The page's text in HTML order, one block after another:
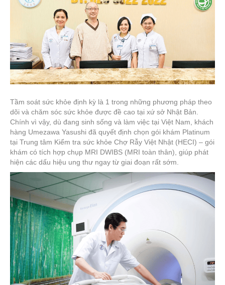
Tầm soát sức khỏe định kỳ là 1 trong những phương pháp theo
dõi và chăm sóc sức khỏe được đề cao tại xứ sở Nhật Bản.
Chính vì vậy, dù đang sinh sống và làm việc tại Việt Nam, khách
hàng Umezawa Yasushi đã quyết định chọn gói khám Platinum
tại Trung tâm Kiểm tra sức khỏe Chợ Rẫy Việt Nhật (HECI) – gói
khám có tích hợp chụp MRI DWIBS (MRI toàn thân), giúp phát
hiện các dấu hiệu ung thư ngay từ giai đoạn rất sớm.